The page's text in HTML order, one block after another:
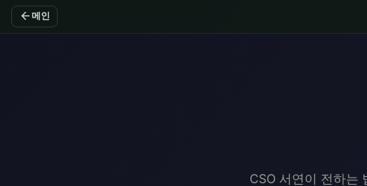
arrow_back 메인
CSO 서연이 전하는